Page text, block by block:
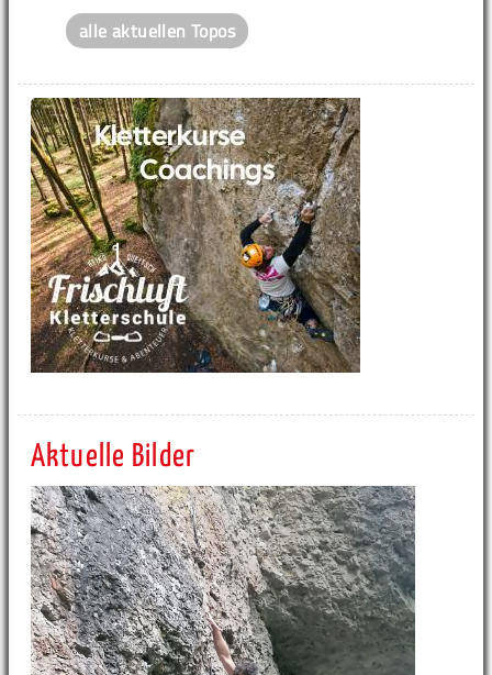
alle aktuellen Topos
Aktuelle Bilder